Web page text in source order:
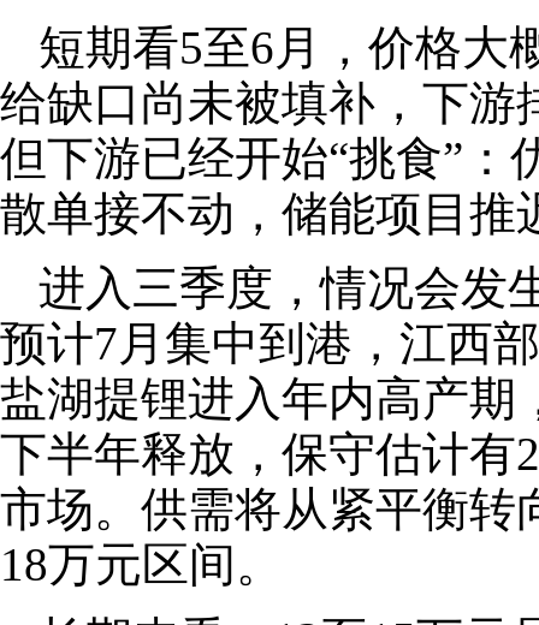
短期看5至6月，价格大
给缺口尚未被填补，下游
但下游已经开始“挑食”：
散单接不动，储能项目推
进入三季度，情况会发
预计7月集中到港，江西
盐湖提锂进入年内高产期
下半年释放，保守估计有
市场。供需将从紧平衡转
18万元区间。